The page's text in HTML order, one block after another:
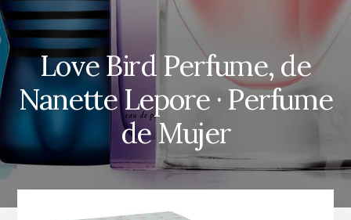
Love Bird Perfume, de
Nanette Lepore · Perfume
de Mujer